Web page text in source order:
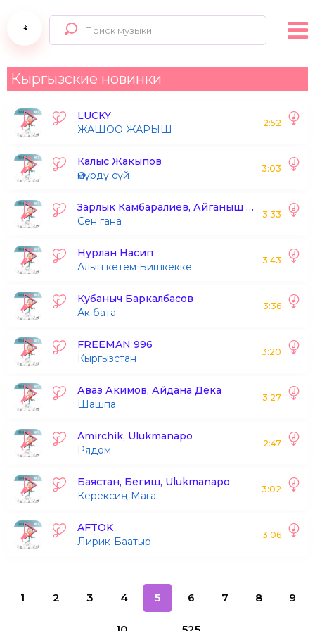
Кыргызские новинки
LUCKY
ЖАШОО ЖАРЫШ
2:52
Калыс Жакыпов
Өмүрдү сүй
3:03
Зарлык Камбаралиев, Айганыш Абдиева
Сен гана
3:33
Нурлан Насип
Алып кетем Бишкекке
3:43
Кубаныч Баркалбасов
Ак бата
3:36
FREEMAN 996
Кыргызстан
3:20
Аваз Акимов, Айдана Дека
Шашпа
3:27
Amirchik, Ulukmanapo
Рядом
2:47
Баястан, Бегиш, Ulukmanapo
Керексиң Мага
3:02
AFTOK
Лирик-Баатыр
3:06
1 2 3 4 5 6 7 8 9